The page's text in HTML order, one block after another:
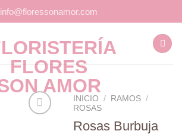
info@floressonamor.com
INICIO / RAMOS /
ROSAS
Rosas Burbuja